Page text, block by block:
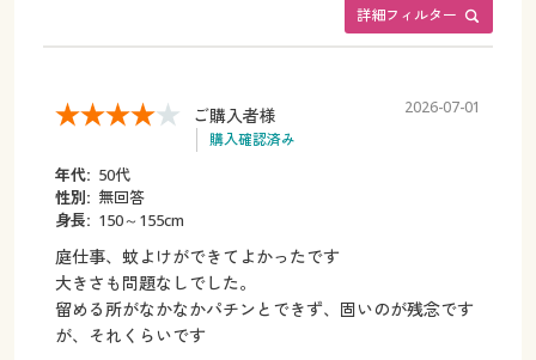
詳細フィルター
ご購入者様
購入確認済み
2026-07-01
年代: 50代
性別: 無回答
身長: 150～155cm
庭仕事、蚊よけができてよかったです
大きさも問題なしでした。
留める所がなかなかパチンとできず、固いのが残念です
が、それくらいです